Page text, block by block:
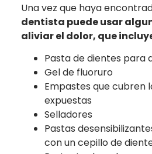
Una vez que haya
dentista puede usar
aliviar el dolor, que
Pasta de dientes para
Gel de fluoruro
Empastes que cubren
expuestas
Selladores
Pastas
con un cepillo de